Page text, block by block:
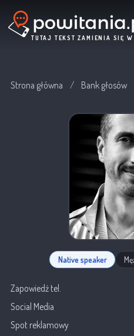
TUTAJ TEKST ZAMIENIA SIĘ W
Strona główna / Bank głosów
Native speaker
Zapowiedź tel.
Social Media
Spot reklamowy